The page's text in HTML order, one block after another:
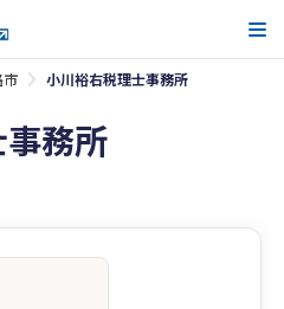
市 小川裕右税理士事務所
務所